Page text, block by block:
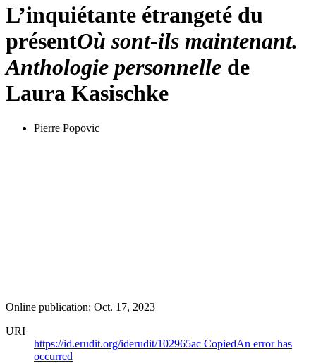
L’inquiétante étrangeté du
présentOù sont-ils maintenant.
Anthologie personnelle de
Laura Kasischke
Pierre Popovic
Online publication: Oct. 17, 2023
URI
https://id.erudit.org/iderudit/102965ac CopiedAn error has
occurred